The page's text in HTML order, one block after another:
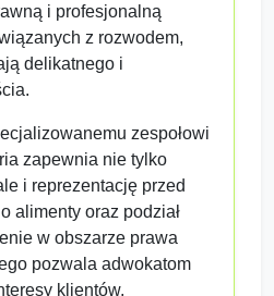
i profesjonalną
z rozwodem,
delikatnego i
zespołowi
zapewnia nie tylko
i reprezentację przed
alimenty oraz podział
w obszarze prawa
pozwala adwokatom
klientów,